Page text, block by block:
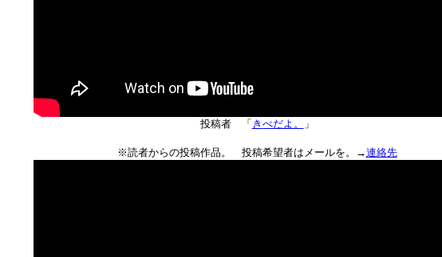
投稿者 「 きべだよ。 」
※読者からの投稿作品。 投稿希望者はメールを。→連絡先